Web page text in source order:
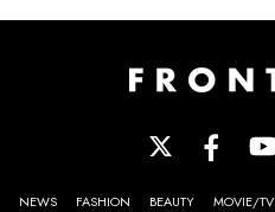
NEWS FASHION BEAUTY MOVIE/TV